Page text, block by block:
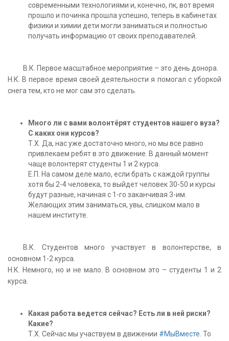
современными технологиями и, конечно, пк, вот время
прошло и починка прошла успешно, теперь в кабинетах
физики и химии дети могли заниматься и полностью
получать информацию от своих преподавателей.
В.К. Первое масштабное мероприятие – это день донора.
Н.К. В первое время своей деятельности я помогал с уборкой
снега тем, кто не мог сам это сделать.
Много ли с вами волонтёрят студентов нашего вуза?
С каких они курсов?
Т.Х. Да, нас уже достаточно много, но мы все равно
привлекаем ребят в это движение. В данный момент
чаще волонтерят студенты 1 и 2 курса.
Е.П. На самом деле мало, если брать с каждой группы
хотя бы 2-4 человека, то выйдет человек 30-50 и курсы
будут разные, начиная с 1-го заканчивая 3-им.
Желающих этим заниматься, увы, слишком мало в
нашем институте.
В.К. Студентов много участвует в волонтерстве, в
основном 1-2 курса.
Н.К. Немного, но и не мало. В основном это – студенты 1 и 2
курса.
Какая работа ведется сейчас? Есть ли в ней риски?
Какие?
Т.Х. Сейчас мы участвуем в движении #МыВместе . То